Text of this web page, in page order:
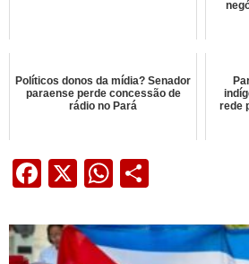
Políticos donos da mídia? Senador
paraense perde concessão de
rádio no Pará
rede
Facebook
X WhatsApp